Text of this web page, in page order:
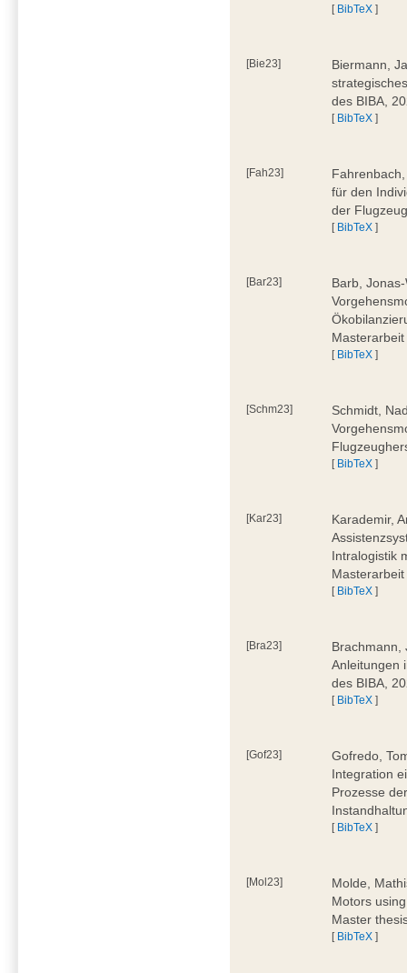
[ BibTeX ]
[Bie23]
Biermann,
des BIBA,
[ BibTeX ]
[Fah23]
für den
der
[ BibTeX ]
[Bar23]
Barb,
[ BibTeX ]
[Schm23]
Schmidt,
[ BibTeX ]
[Kar23]
Karademir,
Intralogistik
[ BibTeX ]
[Bra23]
Brachmann,
Anleitungen
des BIBA,
[ BibTeX ]
[Gof23]
Gofredo,
Integration
Prozesse
[ BibTeX ]
[Mol23]
Molde,
Motors
Master
[ BibTeX ]